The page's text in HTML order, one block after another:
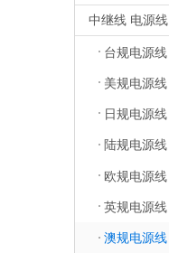
中继线 电源线
台规电源线
美规电源线
日规电源线
陆规电源线
欧规电源线
英规电源线
澳规电源线